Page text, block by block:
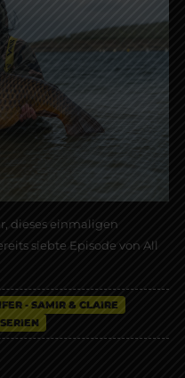
dieses einmaligen
siebte Episode von All
- SAMIR & CLAIRE
SERIEN